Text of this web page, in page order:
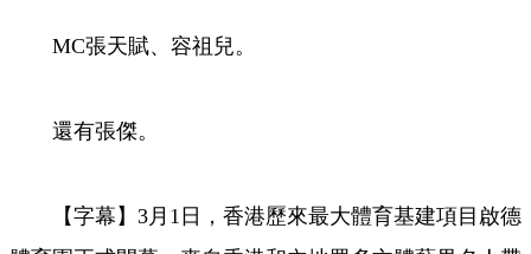
MC張天賦、容祖兒。
還有張傑。
【字幕】3月1日，香港歷來最大體育基建項目啟德